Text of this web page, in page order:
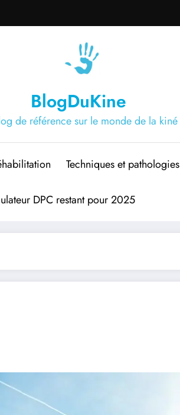
BlogDuKine
de référence sur le monde de la kiné
Techniques et pathologies
DPC restant pour 2025